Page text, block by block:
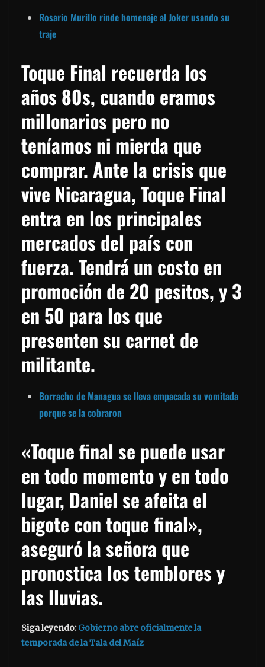
Rosario Murillo rinde homenaje al Joker usando su
traje
Toque Final recuerda los
años 80s, cuando eramos
millonarios pero no
teníamos ni mierda que
comprar. Ante la crisis que
vive Nicaragua, Toque Final
entra en los principales
mercados del país con
fuerza. Tendrá un costo en
promoción de 20 pesitos, y 3
en 50 para los que
presenten su carnet de
militante.
Borracho de Managua se lleva empacada su vomitada
porque se la cobraron
«Toque final se puede usar
en todo momento y en todo
lugar, Daniel se afeita el
bigote con toque final»,
aseguró la señora que
pronostica los temblores y
las lluvias.
Siga leyendo:Gobierno abre oficialmente la
temporada de la Tala del Maíz